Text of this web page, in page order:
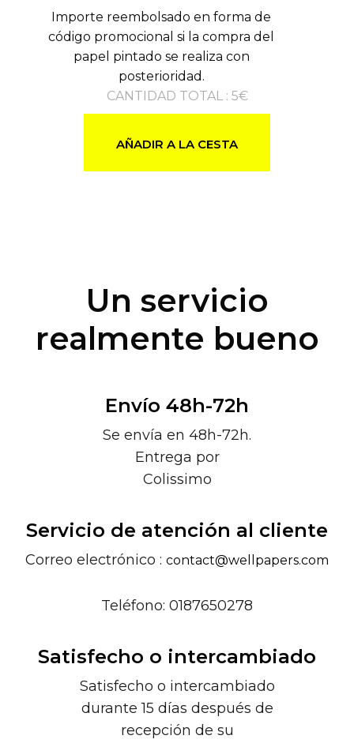
Importe reembolsado en forma de
código promocional si la compra del
papel pintado se realiza con
posterioridad.
CANTIDAD TOTAL: 5€
AÑADIR A LA CESTA
Un servicio
realmente bueno
Envío 48h-72h
Se envía en 48h-72h.
Entrega por
Colissimo
Servicio de atención al cliente
Correo electrónico : contact@wellpapers.com
Teléfono: 0187650278
Satisfecho o intercambiado
Satisfecho o intercambiado
durante 15 días después de
recepción de su